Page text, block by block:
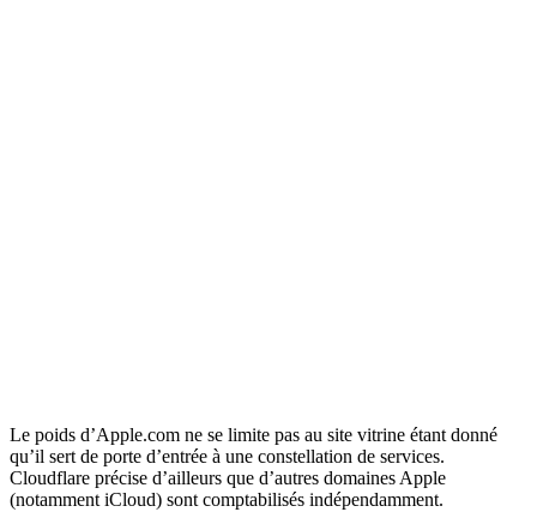
Le poids d’Apple.com ne se limite pas au site vitrine étant donné
qu’il sert de porte d’entrée à une constellation de services.
Cloudflare précise d’ailleurs que d’autres domaines Apple
(notamment iCloud) sont comptabilisés indépendamment.